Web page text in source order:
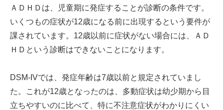
ＡＤＨＤは、児童期に発症することが診断の条件です。
いくつもの症状が12歳になる前に出現するという要件が
課されています。12歳以前に症状がない場合には、ＡＤ
ＨＤという診断はできないことになります。
DSM-IVでは、発症年齢は7歳以前と規定されていまし
た。これが12歳となったのは、多動症状は幼少期から目
立ちやすいのに比べて、特に不注意症状がわかりにくい